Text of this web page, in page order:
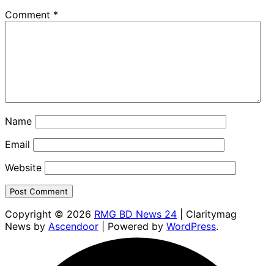
Comment *
Name
Email
Website
Copyright © 2026 RMG BD News 24 | Claritymag
News by Ascendoor | Powered by WordPress.